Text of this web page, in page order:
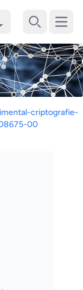
criptografie-
00